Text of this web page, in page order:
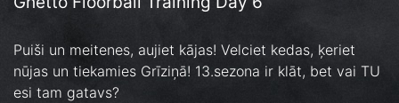
Puiši un meitenes, aujiet kājas! Velciet kedas, ķeriet
nūjas un tiekamies Grīziņā! 13.sezona ir klāt, bet vai TU
esi tam gatavs?